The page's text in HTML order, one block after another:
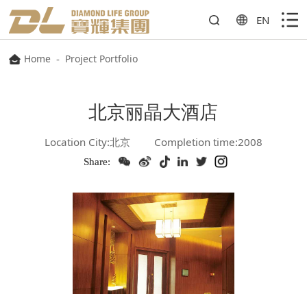
EN
Home - Project Portfolio
北京丽晶大酒店
Location City:北京 Completion time:2008
Share: